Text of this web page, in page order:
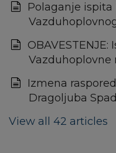
Polaganje ispita
OBAVESTENJE:
Vazduhoplovne
Izmena
Dragoljuba
View all 42 articles